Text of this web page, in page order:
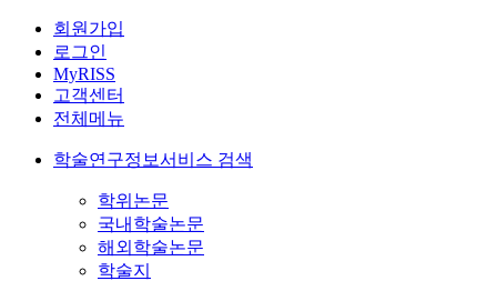
회원가입
로그인
MyRISS
고객센터
전체메뉴
학술연구정보서비스 검색
학위논문
국내학술논문
해외학술논문
학술지